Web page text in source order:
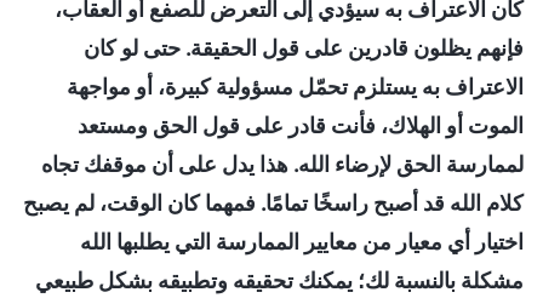
كان الاعتراف به سيؤدي إلى التعرض للصفع أو العقاب،
فإنهم يظلون قادرين على قول الحقيقة. حتى لو كان
الاعتراف به يستلزم تحمّل مسؤولية كبيرة، أو مواجهة
الموت أو الهلاك، فأنت قادر على قول الحق ومستعد
لممارسة الحق لإرضاء الله. هذا يدل على أن موقفك تجاه
كلام الله قد أصبح راسخًا تمامًا. فمهما كان الوقت، لم يصبح
اختيار أي معيار من معايير الممارسة التي يطلبها الله
مشكلة بالنسبة لك؛ يمكنك تحقيقه وتطبيقه بشكل طبيعي